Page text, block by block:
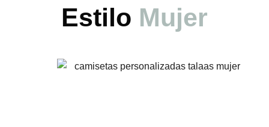
Estilo Mujer